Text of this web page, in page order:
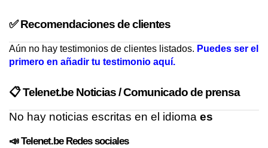
✅ Recomendaciones de clientes
Aún no hay testimonios de clientes listados. Puedes ser el
primero en añadir tu testimonio aquí.
📋 Telenet.be Noticias / Comunicado de prensa
No hay noticias escritas en el idioma es
📣 Telenet.be Redes sociales